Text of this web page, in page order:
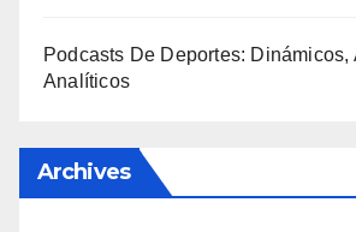
Podcasts De Deportes: Dinámicos,
Analíticos
Archives